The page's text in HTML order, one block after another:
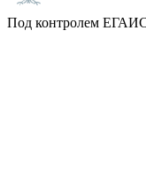
Под контролем